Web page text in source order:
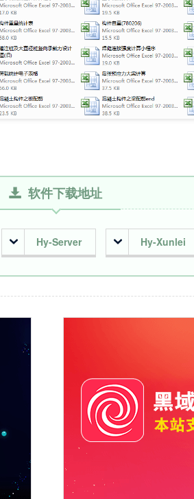
软件下载地址
Hy-Server Hy-Xunlei